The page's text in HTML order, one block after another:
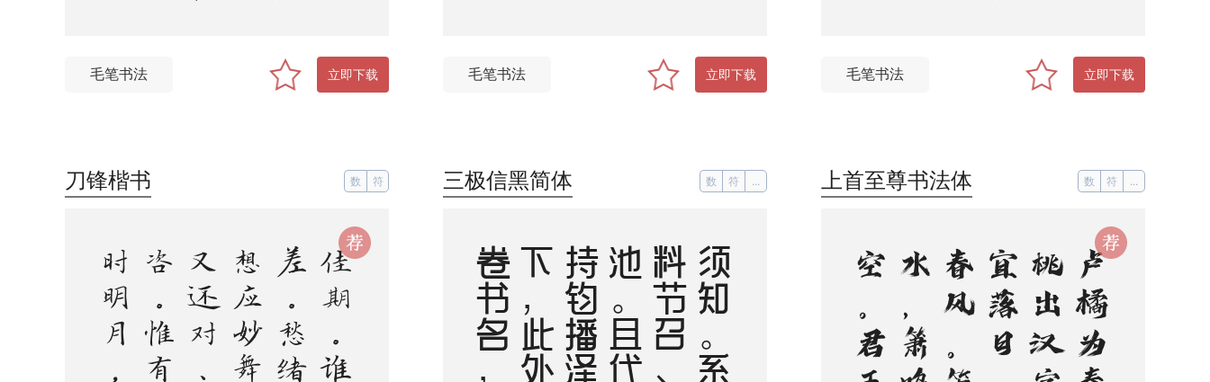
毛笔书法 立即下载 毛笔书法 立即下载 毛笔书法 立即下载
刀锋楷书 数 符 三极信黑简体 数 符 ...
。
上首至尊书法体 数 符 ...